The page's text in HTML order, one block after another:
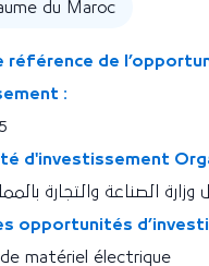
du Maroc
référence de
:
d'investissement
الصناعة والتجارة
opportunités
de matériel électrique